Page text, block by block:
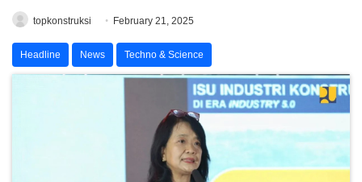
topkonstruksi February 21, 2025
Headline News Techno & Science